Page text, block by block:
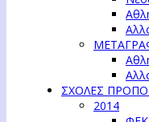
ΣΧΟΛΕΣ
2014